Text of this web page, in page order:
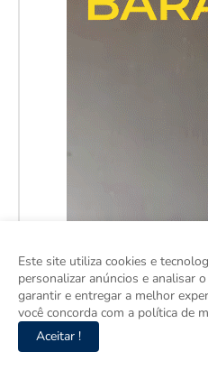
Este site utiliza cookies e
personalizar anúncios e analisar
garantir e entregar a melhor
você concorda com a política de
Aceitar !